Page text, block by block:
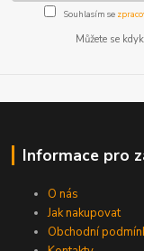
Souhlasím se
Můžete se
Informace pro
O nás
Jak nakupovat
Obchodní